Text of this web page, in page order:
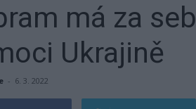
má za
Ukrajině
- 6. 3. 2022